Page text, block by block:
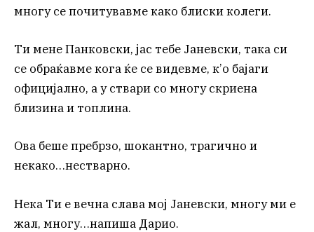
многу се почитувавме како блиски колеги.
Ти мене Панковски, јас тебе Јаневски, така си
се обраќавме кога ќе се видевме, к’о бајаги
официјално, а у ствари со многу скриена
близина и топлина.
Ова беше пребрзо, шокантно, трагично и
некако…нестварно.
Нека Ти е вечна слава мој Јаневски, многу ми е
жал, многу…напиша Дарио.